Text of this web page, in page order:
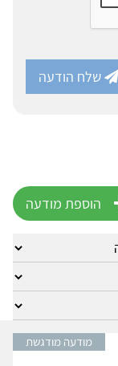
שלח הודעה
הוספת מודעה
מודעה מודגשת